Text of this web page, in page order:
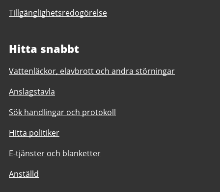
Tillgänglighetsredogörelse
Hitta snabbt
Vattenläckor, elavbrott och andra störningar
Anslagstavla
Sök handlingar och protokoll
Hitta politiker
E-tjänster och blanketter
Anställd